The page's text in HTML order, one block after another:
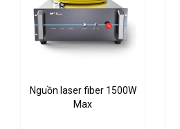
Nguồn laser fiber 1500W
Max